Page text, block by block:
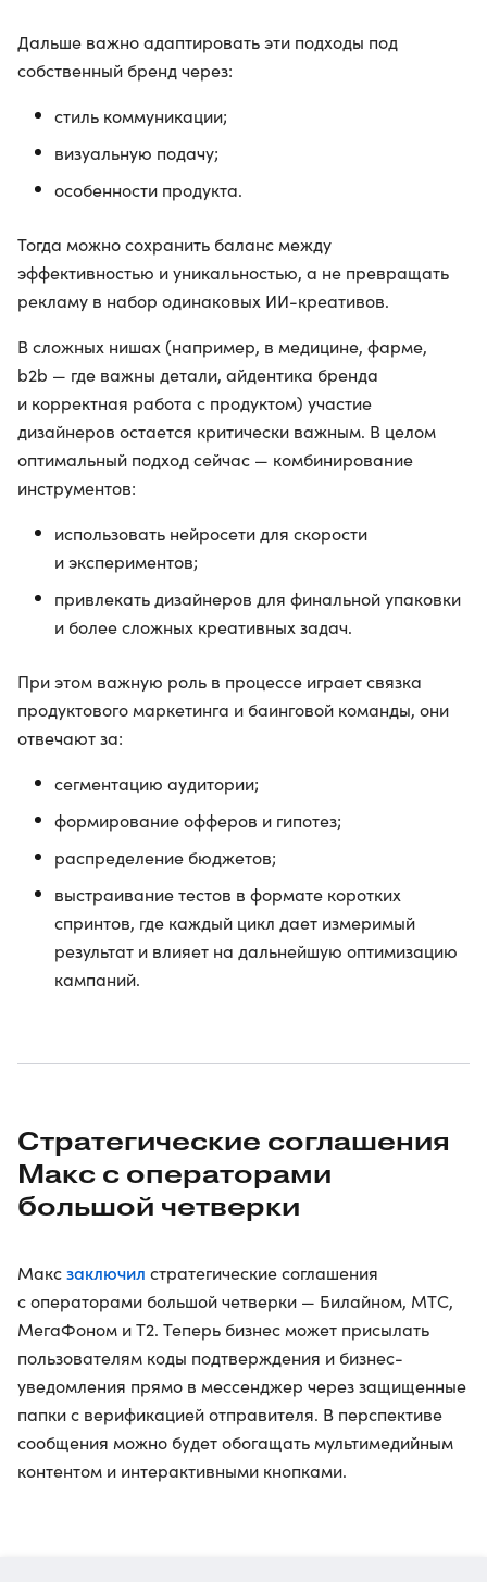
Дальше важно адаптировать эти подходы под
собственный бренд через:
стиль коммуникации;
визуальную подачу;
особенности продукта.
Тогда можно сохранить баланс между
эффективностью и уникальностью, а не превращать
рекламу в набор одинаковых ИИ-креативов.
В сложных нишах (например, в медицине, фарме,
b2b — где важны детали, айдентика бренда
и корректная работа с продуктом) участие
дизайнеров остается критически важным. В целом
оптимальный подход сейчас — комбинирование
инструментов:
использовать нейросети для скорости
и экспериментов;
привлекать дизайнеров для финальной упаковки
и более сложных креативных задач.
При этом важную роль в процессе играет связка
продуктового маркетинга и баинговой команды, они
отвечают за:
сегментацию аудитории;
формирование офферов и гипотез;
распределение бюджетов;
выстраивание тестов в формате коротких
спринтов, где каждый цикл дает измеримый
результат и влияет на дальнейшую оптимизацию
кампаний.
Стратегические соглашения
Макс с операторами
большой четверки
Максзаключил стратегические соглашения
с операторами большой четверки — Билайном, МТС,
МегаФоном и Т2. Теперь бизнес может присылать
пользователям коды подтверждения и бизнес-
уведомления прямо в мессенджер через защищенные
папки с верификацией отправителя. В перспективе
сообщения можно будет обогащать мультимедийным
контентом и интерактивными кнопками.